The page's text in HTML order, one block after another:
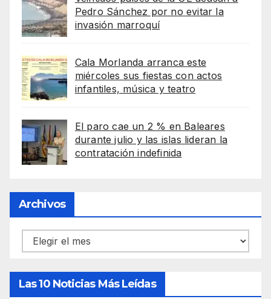
Pedro Sánchez por no evitar la
invasión marroquí
Cala Morlanda arranca este
miércoles sus fiestas con actos
infantiles, música y teatro
El paro cae un 2 % en Baleares
durante julio y las islas lideran la
contratación indefinida
Archivos
Archivos
Las 10 Noticias Más Leídas